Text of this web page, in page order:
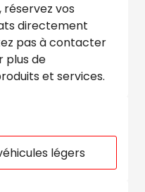
vos
directement
pas à contacter
plus de
et services.
légers